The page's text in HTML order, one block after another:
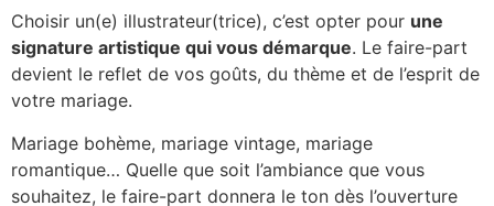
Choisir un(e) illustrateur(trice), c’est opter pour une
signature artistique qui vous démarque. Le faire-part
devient le reflet de vos goûts, du thème et de l’esprit de
votre mariage.
Mariage bohème, mariage vintage, mariage
romantique… Quelle que soit l’ambiance que vous
souhaitez, le faire-part donnera le ton dès l’ouverture